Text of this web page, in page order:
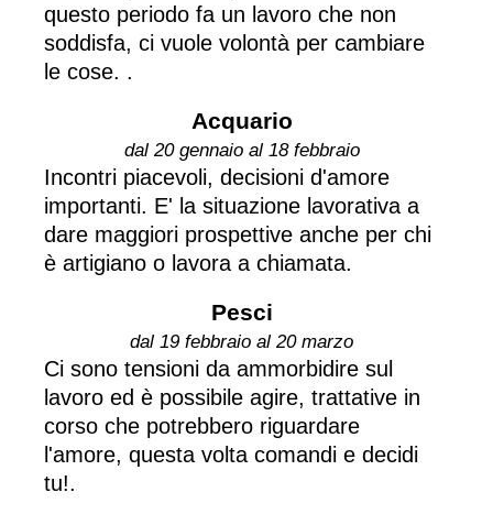
questo periodo fa un lavoro che non
soddisfa, ci vuole volontà per cambiare
le cose. .
Acquario
dal 20 gennaio al 18 febbraio
Incontri piacevoli, decisioni d'amore
importanti. E' la situazione lavorativa a
dare maggiori prospettive anche per chi
è artigiano o lavora a chiamata.
Pesci
dal 19 febbraio al 20 marzo
Ci sono tensioni da ammorbidire sul
lavoro ed è possibile agire, trattative in
corso che potrebbero riguardare
l'amore, questa volta comandi e decidi
tu!.